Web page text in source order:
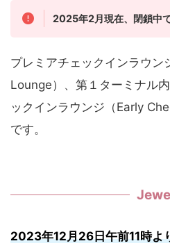
2025年2月現在、閉鎖中
プレミアチェックインラウ
Lounge）、第１ターミナル
ックインラウンジ（Early
です。
2023年12月26日午前11時よ